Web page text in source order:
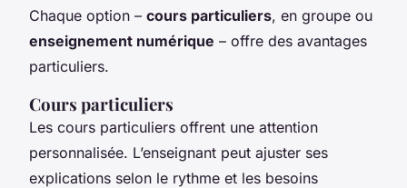
Chaque option – cours particuliers, en groupe ou
enseignement numérique – offre des avantages
particuliers.
Cours particuliers
Les cours particuliers offrent une attention
personnalisée. L’enseignant peut ajuster ses
explications selon le rythme et les besoins